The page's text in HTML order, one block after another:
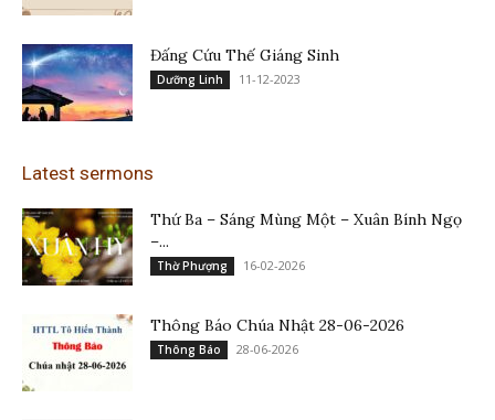
Đấng Cứu Thế Giáng Sinh
Dưỡng Linh 11-12-2023
Latest sermons
Thứ Ba – Sáng Mùng Một – Xuân Bính Ngọ
–...
Thờ Phượng 16-02-2026
Thông Báo Chúa Nhật 28-06-2026
Thông Báo 28-06-2026